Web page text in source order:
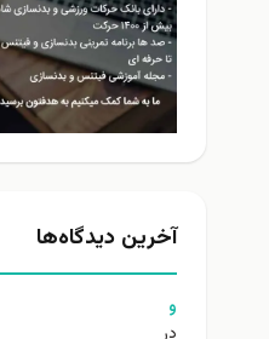
آخرین دیدگاه‌ها
و